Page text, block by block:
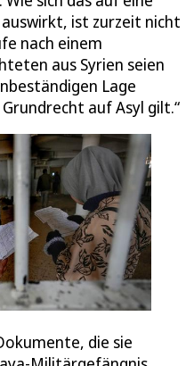
ist zurzeit nicht
nach einem
aus Syrien seien
Lage
Grundrecht auf Asyl gilt.“
die sie